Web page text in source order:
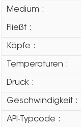
Medium :
Fließt :
Köpfe :
Temperaturen :
Druck :
Geschwindigkeit :
API-Typcode :